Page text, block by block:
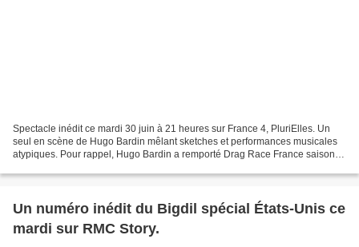
Spectacle inédit ce mardi 30 juin à 21 heures sur France 4, PluriElles. Un
seul en scène de Hugo Bardin mêlant sketches et performances musicales
atypiques. Pour rappel, Hugo Bardin a remporté Drag Race France saison 1
Un numéro inédit du Bigdil spécial États-Unis ce
mardi sur RMC Story.